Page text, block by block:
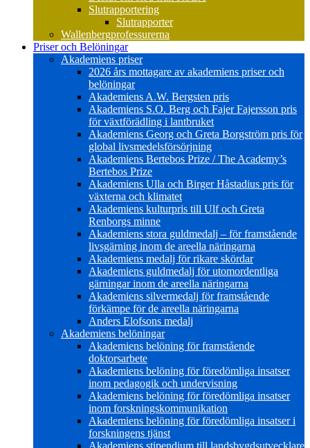
Slutrapportering
Slutrapporter
Wallenbergprofessurerna
Priser och Belöningar
Akademiens priser
2026 års mottagare av akademiens priser och
belöningar
Akademiens A.W. Bergsten pris
Akademiens S.O. Berg och Fajer Fajersson pris
för växtförädling i lantbruket
Akademiens Georg och Greta Borgström pris för
global livsmedelsförsörjning
Akademiens Bertebos Prize / The Academy’s
Bertebos Prize
Akademiens Ulla och Birger Håstadius pris för
växterna och klimatet
Akademiens kulturpris till Ulf och Greta
Renborgs minne
Akademiens stora guldmedalj – för framstående
livsgärning inom de areella näringarna
Akademiens medalj för rikare skördar
Akademiens guldmedalj för utomordentliga
gärningar inom de areella näringarna
Akademiens silvermedalj för framstående
förkämpe för de areella näringarna
Anders Elofsons medalj
Akademiens belöningar
Akademiens belöning för framstående
doktorsarbete
Akademiens belöning för föredömliga insatser
inom pedagogik och undervisning
Akademiens belöning för föredömliga insatser
inom forskningskommunikation
Akademiens belöning för föredömliga insatser i
forskningens tjänst
Akademiens stipendium till landsbygdsutvecklare